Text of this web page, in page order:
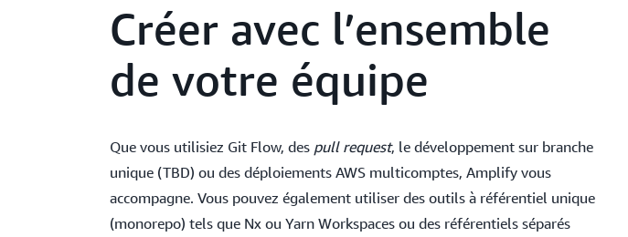
Créer avec l’ensemble
de votre équipe
Que vous utilisiez Git Flow, des pull request, le développement sur branche
unique (TBD) ou des déploiements AWS multicomptes, Amplify vous
accompagne. Vous pouvez également utiliser des outils à référentiel unique
(monorepo) tels que Nx ou Yarn Workspaces ou des référentiels séparés